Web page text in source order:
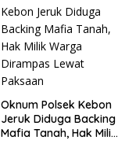
Oknum Polsek Kebon
Jeruk Diduga Backing
Mafia Tanah, Hak Milik